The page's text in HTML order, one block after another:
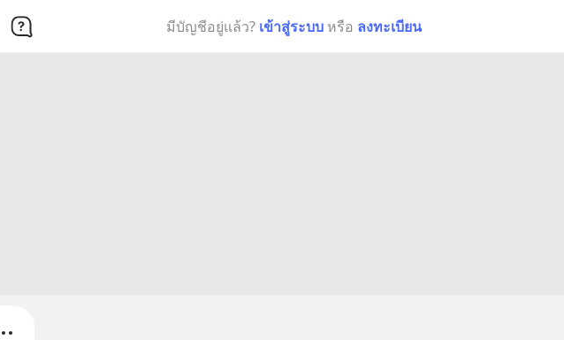
มีบัญชีอยู่แล้ว? เข้าสู่ระบบ หรือ ลงทะเบียน